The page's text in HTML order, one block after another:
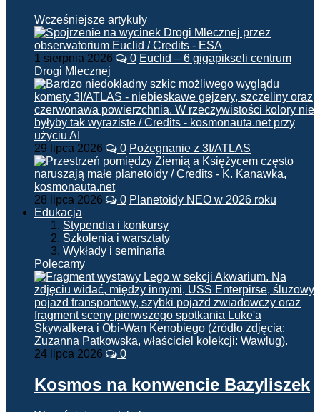
Wcześniejsze artykuły
1 sierpnia 2026 0 Euclid – 6 gigapikseli centrum
Drogi Mlecznej
29 lipca 2026 0 Pożegnanie z 3I/ATLAS
28 lipca 2026 0 Planetoidy NEO w 2026 roku
Edukacja
Stypendia i konkursy
Szkolenia i warsztaty
Wykłady i seminaria
Polecamy
24 lipca 2026 0
Kosmos na konwencie Bazyliszek